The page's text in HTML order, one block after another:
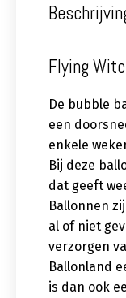
Flying
De bubble
een
enkele
Bij deze
dat geeft
Ballonnen
al of niet
verzorgen
Ballonland
is dan ook